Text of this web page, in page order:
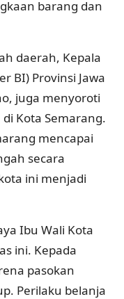
barang dan
daerah, Kepala
BI) Provinsi Jawa
juga menyoroti
Kota Semarang.
mencapai
secara
ini menjadi
Ibu Wali Kota
ini. Kepada
pasokan
Perilaku belanja